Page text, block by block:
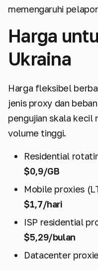
memengaruhi
Harga
Ukraina
Harga fleksibel
jenis proxy dan
pengujian skala kecil
volume tinggi.
Residential
$0,9/GB
Mobile proxies
$1,7/hari
ISP residential
$5,29/bulan
Datacenter